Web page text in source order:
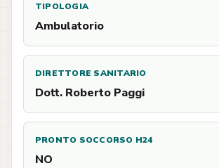
TIPOLOGIA
Ambulatorio
DIRETTORE SANITARIO
Dott. Roberto Paggi
PRONTO SOCCORSO H24
NO